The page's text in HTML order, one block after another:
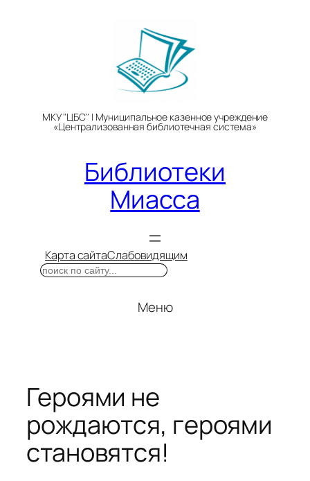
МКУ "ЦБС" | Муниципальное казенное учреждение
«Централизованная библиотечная система»
Библиотеки
Миасса
Карта сайтаСлабовидящим
Поиск
Меню
Героями не
рождаются, героями
становятся!